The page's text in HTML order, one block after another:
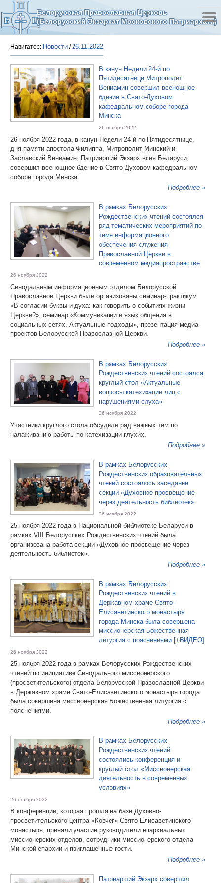
Белорусская Православная Церковь
(Белорусский Экзархат Московского Патриархата)
Навигатор: Новости /26.11.2022
В канун Недели 24-й по
Пятидесятнице Митрополит
Вениамин совершил всенощное
бдение в Свято-Духовом
кафедральном соборе города
Минска
26 ноября 2022
26 ноября 2022 года, в канун Недели 24-й по Пятидесятнице,
дня памяти апостола Филиппа, Митрополит Минский и
Заславский Вениамин, Патриарший Экзарх всея Беларуси,
совершил всенощное бдение в Свято-Духовом кафедральном
соборе города Минска.
Подробнее »
В рамках Белорусских
Рождественских чтений состоялся
ряд тематических мероприятий по
теме информационного
обеспечения служения
Православной Церкви в
современном медиапространстве
26 ноября 2022
Синодальным информационным отделом Белорусской
Православной Церкви были организованы семинар-практикум
«В согласии буквы и духа: как говорить о событиях жизни
Церкви?», семинар «Коммуникации и язык общения в
социальных сетях. Актуальные подходы», презентация медиа-
проектов Белорусской Православной Церкви.
Подробнее »
В рамках Белорусских
Рождественских чтений состоялся
круглый стол «Актуальные
вопросы катехизации лиц с
нарушениями слуха»
26 ноября 2022
Участники круглого стола обсудили ряд важных тем по
налаживанию работы по катехизации глухих.
Подробнее »
В рамках Белорусских
Рождественских образовательных
чтений состоялось заседание
секции «Духовное просвещение
через деятельность библиотек»
26 ноября 2022
25 ноября 2022 года в Национальной библиотеке Беларуси в
рамках VIII Белорусских Рождественских чтений была
организована работа секции «Духовное просвещение через
деятельность библиотек».
Подробнее »
В рамках Белорусских
Рождественских чтений в
Державном храме Свято-
Елисаветинского монастыря
города Минска была совершена
миссионерская Божественная
литургия с пояснениями [+ВИДЕО]
26 ноября 2022
25 ноября 2022 года в рамках Белорусских Рождественских
чтений по инициативе Синодального миссионерского
(просветительского) отдела Белорусской Православной Церкви
в Державном храме Свято-Елисаветинского монастыря города
была совершена миссионерская Божественная литургия с
пояснениями.
Подробнее »
В рамках Белорусских
Рождественских чтений
состоялись конференция и
круглый стол «Миссионерская
деятельность в современных
условиях»
26 ноября 2022
В конференции, которая прошла на базе Духовно-
просветительского центра «Ковчег» Свято-Елисаветинского
монастыря, приняли участие руководители епархиальных
миссионерских отделов, сотрудники миссионерского отдела
Минской епархии и приглашенные гости.
Подробнее »
Патриарший Экзарх совершил